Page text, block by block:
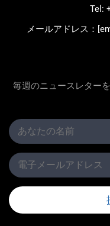
Tel:
メールアドレス：
毎週のニュースレター